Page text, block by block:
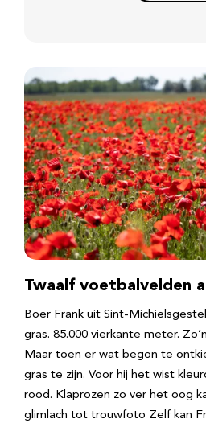
Twaalf voetbalvelden
Boer Frank uit Sint-
gras. 85.000 vierkante meter.
Maar toen er wat begon te
gras te zijn. Voor hij het wist
rood. Klaprozen zo ver het oog
glimlach tot trouwfoto Zelf kan